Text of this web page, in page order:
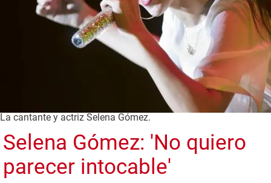
La cantante y actriz Selena Gómez.
Selena Gómez: 'No quiero
parecer intocable'